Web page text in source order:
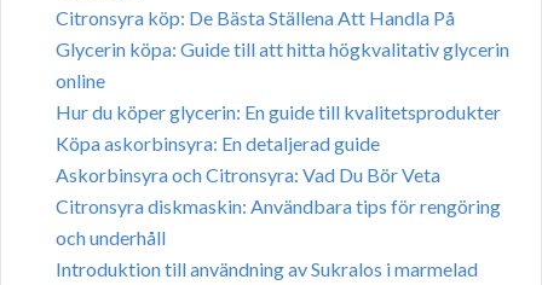
Citronsyra köp: De Bästa Ställena Att Handla På
Glycerin köpa: Guide till att hitta högkvalitativ glycerin
online
Hur du köper glycerin: En guide till kvalitetsprodukter
Köpa askorbinsyra: En detaljerad guide
Askorbinsyra och Citronsyra: Vad Du Bör Veta
Citronsyra diskmaskin: Användbara tips för rengöring
och underhåll
Introduktion till användning av Sukralos i marmelad